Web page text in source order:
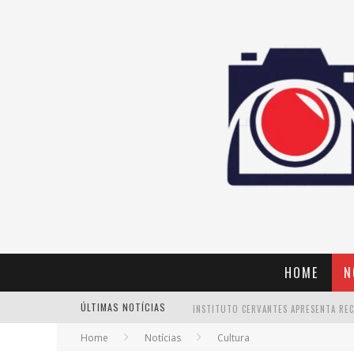
HOME
ÚLTIMAS NOTÍCIAS
Home Notícias Cultura